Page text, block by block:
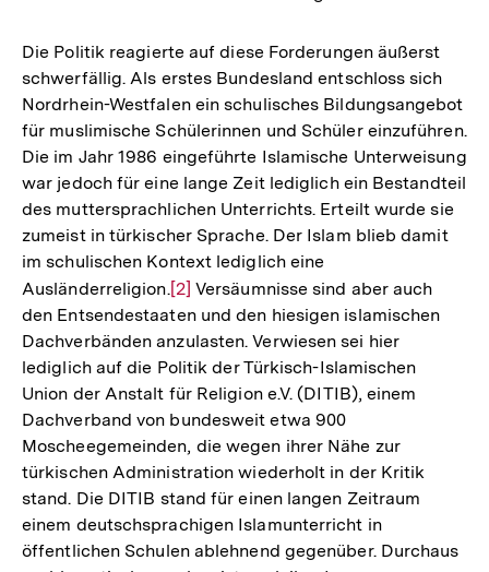
Die Politik reagierte auf diese Forderungen äußerst
schwerfällig. Als erstes Bundesland entschloss sich
Nordrhein-Westfalen ein schulisches Bildungsangebot
für muslimische Schülerinnen und Schüler einzuführen.
Die im Jahr 1986 eingeführte Islamische Unterweisung
war jedoch für eine lange Zeit lediglich ein Bestandteil
des muttersprachlichen Unterrichts. Erteilt wurde sie
zumeist in türkischer Sprache. Der Islam blieb damit
im schulischen Kontext lediglich eine
Ausländerreligion.Zur
Auflösung
der
Fußnote
[2] Versäumnisse sind aber auch
den Entsendestaaten und den hiesigen islamischen
Dachverbänden anzulasten. Verwiesen sei hier
lediglich auf die Politik der Türkisch-Islamischen
Union der Anstalt für Religion e.V. (DITIB), einem
Dachverband von bundesweit etwa 900
Moscheegemeinden, die wegen ihrer Nähe zur
türkischen Administration wiederholt in der Kritik
stand. Die DITIB stand für einen langen Zeitraum
einem deutschsprachigen Islamunterricht in
öffentlichen Schulen ablehnend gegenüber. Durchaus